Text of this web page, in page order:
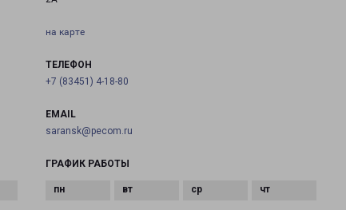
на карте
ТЕЛЕФОН
+7 (83451) 4-18-80
EMAIL
saransk@pecom.ru
ГРАФИК РАБОТЫ